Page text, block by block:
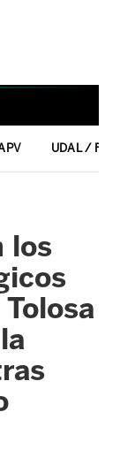
UDAL /
los